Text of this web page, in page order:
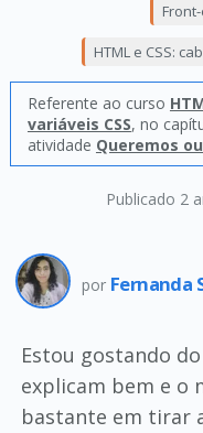
Publicado 2
HTML e CSS:
Referente ao curso
variáveis CSS, no
atividade Queremos
por Fernanda
Estou gostando
explicam bem e o
bastante em tirar